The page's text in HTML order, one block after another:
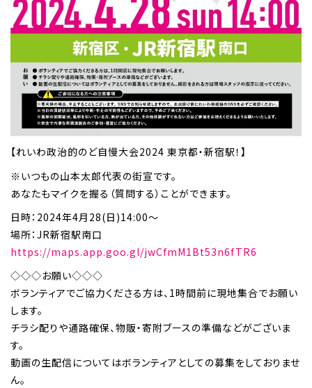
【れいわ政治的のど自慢大会2024 東京都・新宿駅！】
※いつもの山本太郎代表の街宣です。
あなたもマイクを握る（質問する）ことができます。
日時：2024年4月28(日)14:00～
場所：JR新宿駅南口
https://maps.app.goo.gl/jwCfmM1Bt53n6fTR6
◇◇◇お願い◇◇◇
ボランティアでご協力くださる方は、1時間前に現地集合でお願い
します。
チラシ配りや通路確保、物販・寄附ブースの準備などがございま
す。
動画の生配信についてはボランティアとしての募集をしておりませ
ん。